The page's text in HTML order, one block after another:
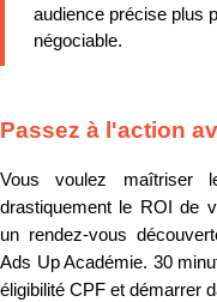
audience précise plus
négociable.
Passez à l'action
Vous voulez maîtriser
drastiquement le ROI de
un rendez-vous
Ads Up Académie. 30
éligibilité CPF et démarrer